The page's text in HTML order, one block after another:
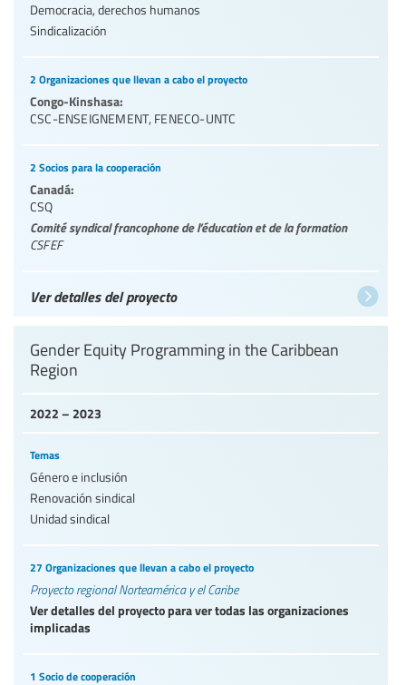
Democracia, derechos humanos
Sindicalización
2 Organizaciones que llevan a cabo el proyecto
Congo-Kinshasa:
CSC-ENSEIGNEMENT, FENECO-UNTC
2 Socios para la cooperación
Canadá:
CSQ
Comité syndical francophone de l’éducation et de la formation
CSFEF
Ver detalles del proyecto
2022 – 2023
Gender Equity Programming in the Caribbean
Region
Temas
Género e inclusión
Renovación sindical
Unidad sindical
27 Organizaciones que llevan a cabo el proyecto
Proyecto regional Norteamérica y el Caribe
Ver detalles del proyecto para ver todas las organizaciones
implicadas
1 Socio de cooperación